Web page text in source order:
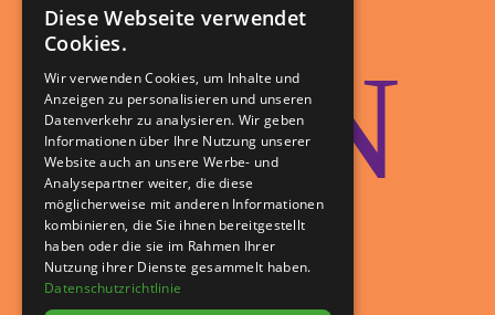
JOIN
US!
GERMAN
Diese Webseite verwendet
Cookies.
Wir verwenden Cookies, um Inhalte und
Anzeigen zu personalisieren und unseren
Datenverkehr zu analysieren. Wir geben
Informationen über Ihre Nutzung unserer
Website auch an unsere Werbe- und
Analysepartner weiter, die diese
möglicherweise mit anderen Informationen
kombinieren, die Sie ihnen bereitgestellt
haben oder die sie im Rahmen Ihrer
Nutzung ihrer Dienste gesammelt haben.
Datenschutzrichtlinie